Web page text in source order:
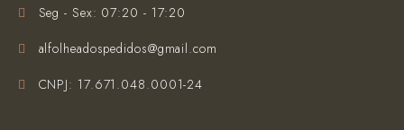
Seg - Sex: 07:20 - 17:20
alfolheadospedidos@gmail.com
CNPJ: 17.671.048.0001-24